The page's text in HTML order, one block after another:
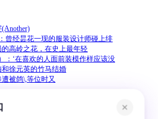
曾经昙花一现的服装设计师碰上绯
高岭之花，在史上最年轻
：‘在喜欢的人面前装模作样应该没
徐元英的竹马结婚
被鸽\,等位时又
✕